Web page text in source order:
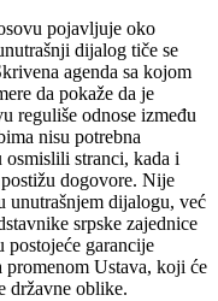
pojavljuje oko
dijalog tiče se
agenda sa kojom
da pokaže da je
reguliše odnose između
nisu potrebna
osmislili stranci, kada i
dogovore. Nije
unutrašnjem dijalogu, već
srpske zajednice
postojeće garancije
promenom Ustava, koji će
državne oblike.